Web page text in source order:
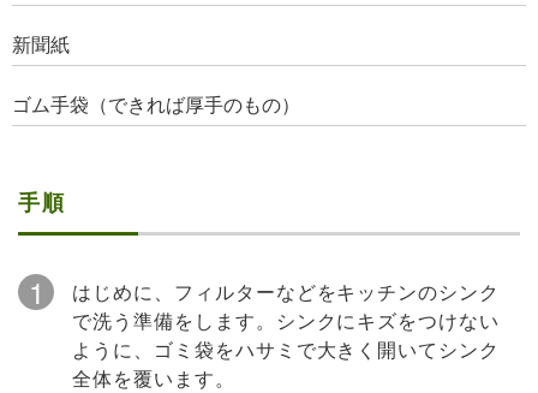
新聞紙
ゴム手袋（できれば厚手のもの）
手順
1
はじめに、フィルターなどをキッチンのシンク
で洗う準備をします。シンクにキズをつけない
ように、ゴミ袋をハサミで大きく開いてシンク
全体を覆います。